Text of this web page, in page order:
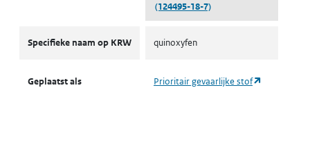
(124495-18-7)
Specifieke naam op KRW quinoxyfen
Geplaatst als Prioritair gevaarlijke stof